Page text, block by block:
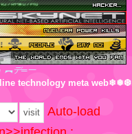
︻デ═一
line technology meta web❄❅❆
Auto-load